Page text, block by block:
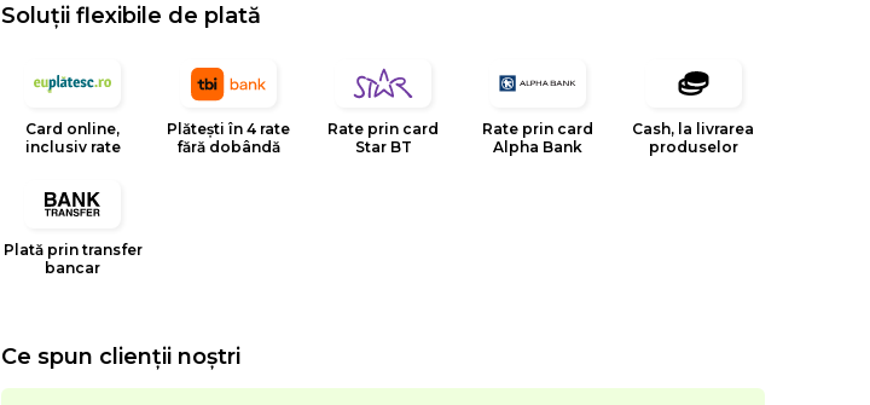
Soluții flexibile de plată
Card online,
inclusiv rate
Plătești în 4 rate
fără dobândă
Rate prin card
Star BT
Rate prin card
Alpha Bank
Cash, la livrarea
produselor
Plată prin transfer
bancar
Ce spun clienții noștri